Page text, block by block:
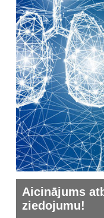
Aicinājums
ziedojumu!